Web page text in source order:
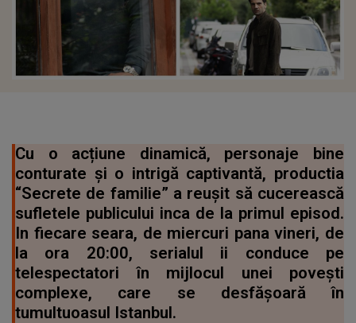
Cu o acțiune dinamică, personaje bine
conturate și o intrigă captivantă, productia
“Secrete de familie” a reușit să cucerească
sufletele publicului inca de la primul episod.
In fiecare seara, de miercuri pana vineri, de
la ora 20:00, serialul ii conduce pe
telespectatori în mijlocul unei povești
complexe, care se desfășoară în
tumultuoasul Istanbul.